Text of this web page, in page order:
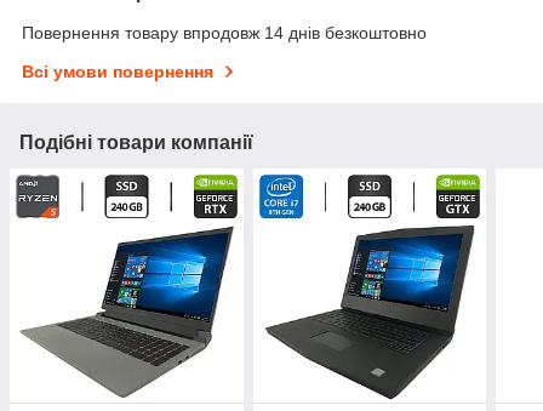
Повернення товару впродовж 14 днів безкоштовно
Всі умови повернення
Подібні товари компанії